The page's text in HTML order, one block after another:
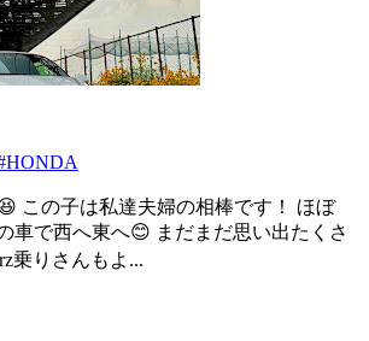
この子は私達夫婦の相棒です！ ほぼ
車で西へ東へ😊 まだまだ思い出たくさ
乗りさんもよ...